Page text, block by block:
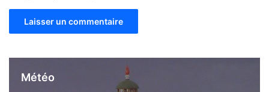
Météo